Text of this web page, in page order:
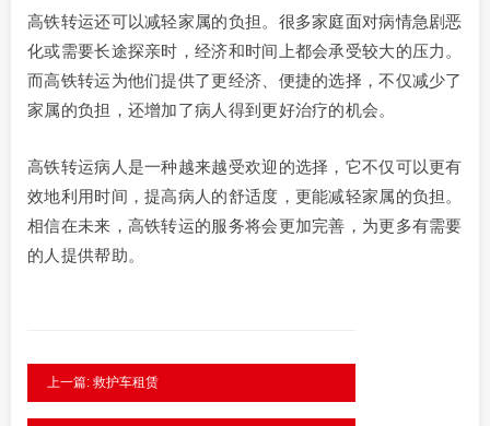
高铁转运还可以减轻家属的负担。很多家庭面对病情急剧恶
化或需要长途探亲时，经济和时间上都会承受较大的压力。
而高铁转运为他们提供了更经济、便捷的选择，不仅减少了
家属的负担，还增加了病人得到更好治疗的机会。
高铁转运病人是一种越来越受欢迎的选择，它不仅可以更有
效地利用时间，提高病人的舒适度，更能减轻家属的负担。
相信在未来，高铁转运的服务将会更加完善，为更多有需要
的人提供帮助。
上一篇: 救护车租赁